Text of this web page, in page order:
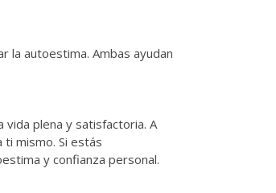
la autoestima. Ambas ayudan
plena y satisfactoria. A
mismo. Si estás
y confianza personal.